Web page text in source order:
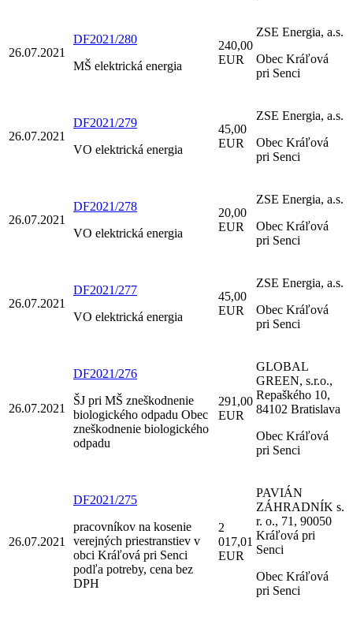
26.07.2021
DF2021/280
MŠ elektrická energia
240,00
EUR
ZSE Energia, a.s.
Obec Kráľová
pri Senci
26.07.2021
DF2021/279
VO elektrická energia
45,00
EUR
ZSE Energia, a.s.
Obec Kráľová
pri Senci
26.07.2021
DF2021/278
VO elektrická energia
20,00
EUR
ZSE Energia, a.s.
Obec Kráľová
pri Senci
26.07.2021
DF2021/277
VO elektrická energia
45,00
EUR
ZSE Energia, a.s.
Obec Kráľová
pri Senci
26.07.2021
DF2021/276
ŠJ pri MŠ zneškodnenie
biologického odpadu Obec
zneškodnenie biologického
odpadu
291,00
EUR
GLOBAL
GREEN, s.r.o.,
Repaškého 10,
84102 Bratislava
Obec Kráľová
pri Senci
26.07.2021
DF2021/275
pracovníkov na kosenie
verejných priestranstiev v
obci Kráľová pri Senci
podľa potreby, cena bez
DPH
2
017,01
EUR
PAVIÁN
ZÁHRADNÍK s.
r. o., 71, 90050
Kráľová pri
Senci
Obec Kráľová
pri Senci